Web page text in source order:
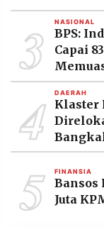
3 NASIONAL
BPS:
Capai
4 DAERAH
Klaster
5 FINANSIA
Bansos
Juta